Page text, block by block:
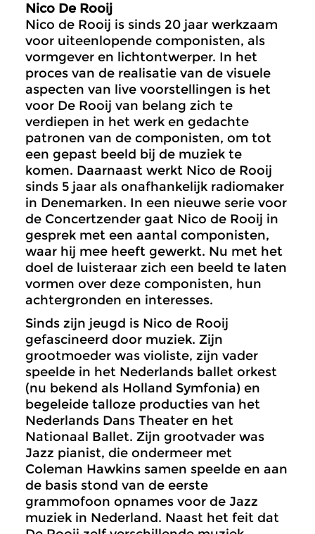
Nico De Rooij
Nico de Rooij is sinds 20 jaar werkzaam
voor uiteenlopende componisten, als
vormgever en lichtontwerper. In het
proces van de realisatie van de visuele
aspecten van live voorstellingen is het
voor De Rooij van belang zich te
verdiepen in het werk en gedachte
patronen van de componisten, om tot
een gepast beeld bij de muziek te
komen. Daarnaast werkt Nico de Rooij
sinds 5 jaar als onafhankelijk radiomaker
in Denemarken. In een nieuwe serie voor
de Concertzender gaat Nico de Rooij in
gesprek met een aantal componisten,
waar hij mee heeft gewerkt. Nu met het
doel de luisteraar zich een beeld te laten
vormen over deze componisten, hun
achtergronden en interesses.
Sinds zijn jeugd is Nico de Rooij
gefascineerd door muziek. Zijn
grootmoeder was violiste, zijn vader
speelde in het Nederlands ballet orkest
(nu bekend als Holland Symfonia) en
begeleide talloze producties van het
Nederlands Dans Theater en het
Nationaal Ballet. Zijn grootvader was
Jazz pianist, die ondermeer met
Coleman Hawkins samen speelde en aan
de basis stond van de eerste
grammofoon opnames voor de Jazz
muziek in Nederland. Naast het feit dat